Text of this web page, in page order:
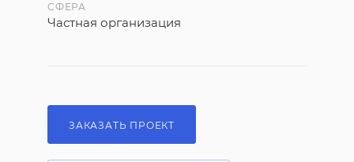
СФЕРА
Частная организация
ЗАКАЗАТЬ ПРОЕКТ